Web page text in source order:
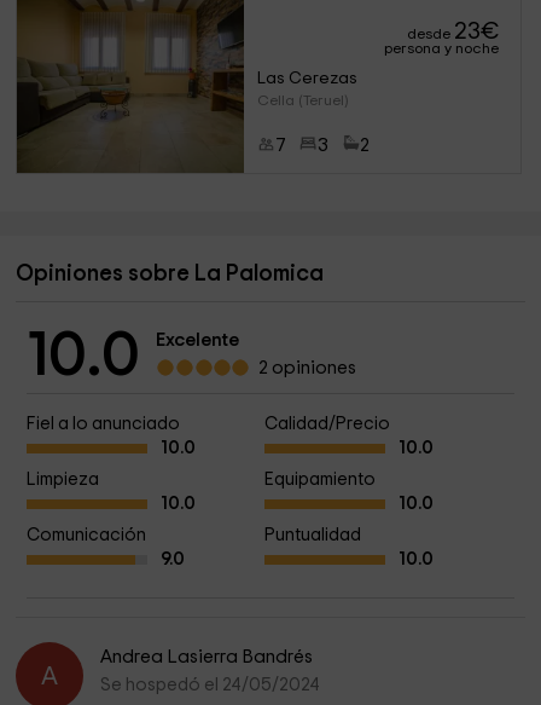
desde 23€
persona y noche
Las Cerezas
Cella (Teruel)
7 3 2
Opiniones sobre La Palomica
10.0
Excelente
2 opiniones
Fiel a lo anunciado
10.0
Calidad/Precio
10.0
Limpieza
10.0
Equipamiento
10.0
Comunicación
9.0
Puntualidad
10.0
A
Andrea Lasierra Bandrés
Se hospedó el 24/05/2024